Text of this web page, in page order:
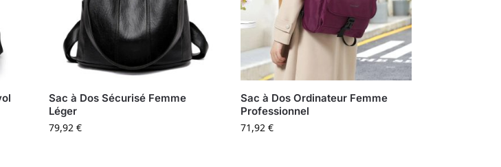
Sac à Dos Sécurisé Femme
Léger
79,92€
Sac à Dos Ordinateur Femme
Professionnel
71,92€